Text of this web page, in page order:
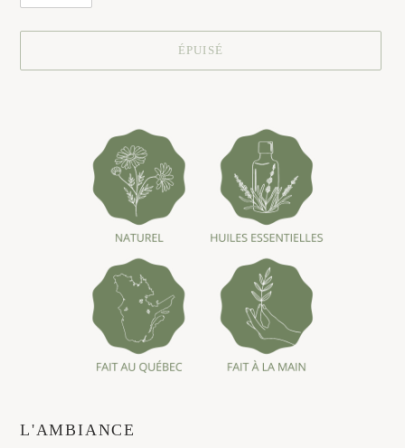
ÉPUISÉ
produit
L'AMBIANCE